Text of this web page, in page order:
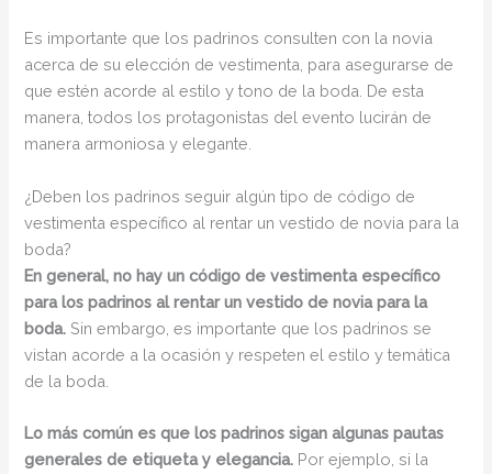
Es importante que los padrinos consulten con la novia
acerca de su elección de vestimenta, para asegurarse de
que estén acorde al estilo y tono de la boda. De esta
manera, todos los protagonistas del evento lucirán de
manera armoniosa y elegante.
¿Deben los padrinos seguir algún tipo de código de
vestimenta específico al rentar un vestido de novia para la
boda?
En general, no hay un código de vestimenta específico
para los padrinos al rentar un vestido de novia para la
boda. Sin embargo, es importante que los padrinos se
vistan acorde a la ocasión y respeten el estilo y temática
de la boda.
Lo más común es que los padrinos sigan algunas pautas
generales de etiqueta y elegancia. Por ejemplo, si la